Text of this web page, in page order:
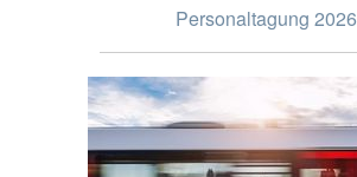
Personaltagung 2026